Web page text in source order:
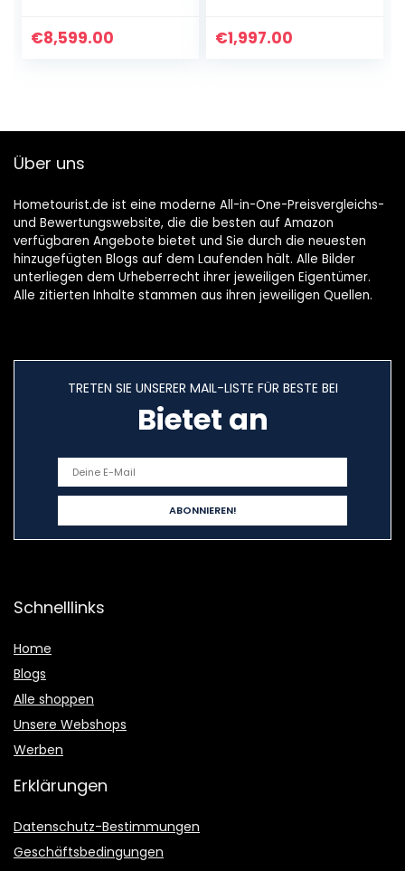
Sauna-Dampf-
– 29,5 Zoll-Blau
€8,599.00
Obermaterial |
Rücken |
€1,997.00
Über uns
Hometourist.de ist eine moderne All-in-One-Preisvergleichs-
und Bewertungswebsite, die die besten auf Amazon
verfügbaren Angebote bietet und Sie durch die neuesten
hinzugefügten Blogs auf dem Laufenden hält. Alle Bilder
unterliegen dem Urheberrecht ihrer jeweiligen Eigentümer.
Alle zitierten Inhalte stammen aus ihren jeweiligen Quellen.
TRETEN SIE UNSERER MAIL-LISTE FÜR BESTE BEI
Bietet an
Schnelllinks
Home
Blogs
Alle shoppen
Unsere Webshops
Werben
Erklärungen
Datenschutz-Bestimmungen
Geschäftsbedingungen